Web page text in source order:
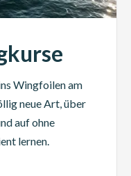
Wingfoilen am
neue Art, über
auf ohne
lernen.